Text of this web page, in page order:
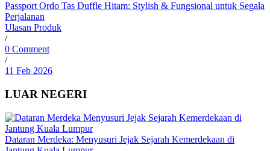
Passport Ordo Tas Duffle Hitam: Stylish & Fungsional untuk Segala
Perjalanan
Ulasan Produk
/
0 Comment
/
11 Feb 2026
LUAR NEGERI
Dataran Merdeka: Menyusuri Jejak Sejarah Kemerdekaan di